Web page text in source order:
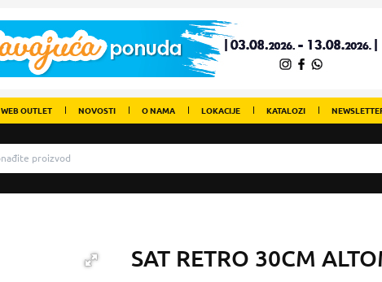
WEB OUTLET NOVOSTI O NAMA LOKACIJE KATALOZI
SAT RETRO 30CM